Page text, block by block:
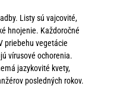
Listy sú vajcovité,
hnojenie. Každoročné
priebehu vegetácie
vírusové ochorenia.
jazykovité kvety,
posledných rokov.